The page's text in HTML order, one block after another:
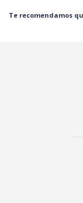
Te recomendamos